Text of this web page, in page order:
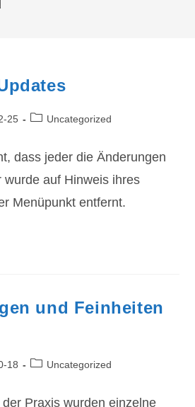
25
Beitrags-
Uncategorized
dass jeder die Änderungen
wurde auf Hinweis ihres
Menüpunkt entfernt.
und Feinheiten
18
Beitrags-
Uncategorized
Praxis wurden einzelne